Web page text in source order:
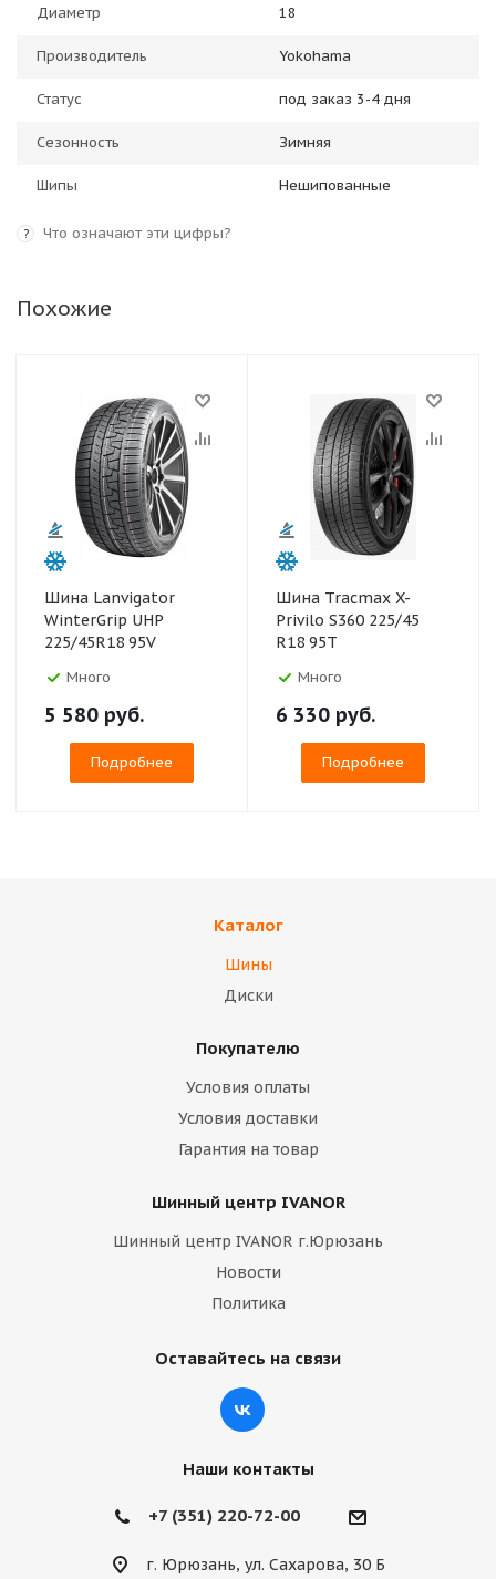
Диаметр 18
Производитель Yokohama
Статус под заказ 3-4 дня
Сезонность Зимняя
Шипы Нешипованные
? Что означают эти цифры?
Похожие
Шина Lanvigator
WinterGrip UHP
225/45R18 95V
Много
5 580 руб.
Подробнее
Шина Tracmax X-
Privilo S360 225/45
R18 95T
Много
6 330 руб.
Подробнее
Каталог
Шины
Диски
Покупателю
Условия оплаты
Условия доставки
Гарантия на товар
Шинный центр IVANOR
Шинный центр IVANOR г.Юрюзань
Новости
Политика
Оставайтесь на связи
Наши контакты
+7 (351) 220-72-00
г. Юрюзань, ул. Сахарова, 30 Б